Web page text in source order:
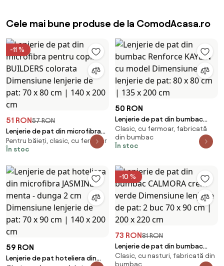
Cele mai bune produse de la ComodAcasa.ro
-11 %
51 RON57 RON
Lenjerie de pat din microfibra
pentru copii BUILDERS colorata
Dimensiune lenjerie de pat: 70 x
Pentru băieți, clasic, cu fermoar
În stoc
50 RON
Lenjerie de pat din bumbac
Renforce KAYLIN cu model
Dimensiune lenjerie de pat: 80 x
80 cm | 135 x 200 cm
Clasic, cu fermoar, fabricată
din bumbac
În stoc
59 RON
Lenjerie de pat hoteliera din
-10 %
73 RON81 RON
Lenjerie de pat din bumbac
CALMORA crem verde
Clasic, cu nasturi, fabricată din
bumbac